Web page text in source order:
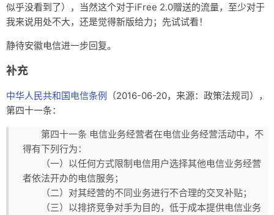
似乎没看到了），当然这个对于iFree 2.0赠送的流量，至少对于
我来说用处不大，还是觉得新版给力；先试试看！
静待安徽电信进一步回复。
补充
中华人民共和国电信条例 （2016-06-20，来源：政策法规司），
第四十一条：
第四十一条 电信业务经营者在电信业务经营活动中，不
得有下列行为：
（一）以任何方式限制电信用户选择其他电信业务经营
者依法开办的电信服务；
（二）对其经营的不同业务进行不合理的交叉补贴；
（三）以排挤竞争对手为目的，低于成本提供电信业务